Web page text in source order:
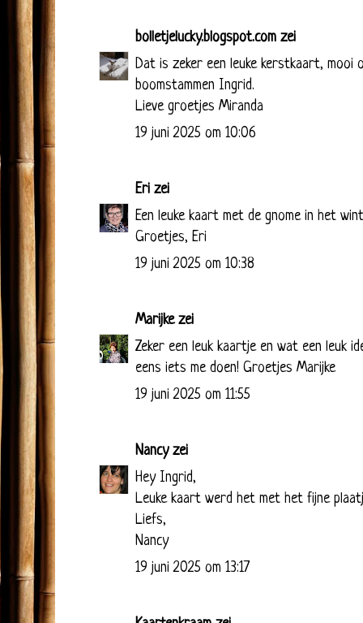
bolletjelucky.blogspot.com zei
Dat is zeker een leuke kerstkaart, mooi
boomstammen Ingrid.
Lieve groetjes Miranda
19 juni 2025 om 10:06
Eri zei
Een leuke kaart met de gnome in het
Groetjes, Eri
19 juni 2025 om 10:38
Marijkezei
Zeker een leuk kaartje en wat een leuk
eens iets me doen! Groetjes Marijke
19 juni 2025 om 11:55
Nancyzei
Hey Ingrid,
Leuke kaart werd het met het fijne
Liefs,
Nancy
19 juni 2025 om 13:17